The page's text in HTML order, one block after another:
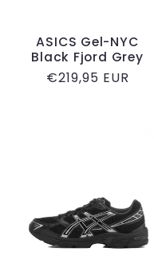
ASICS Gel-NYC
Black Fjord Grey
Normale
€219,95 EUR